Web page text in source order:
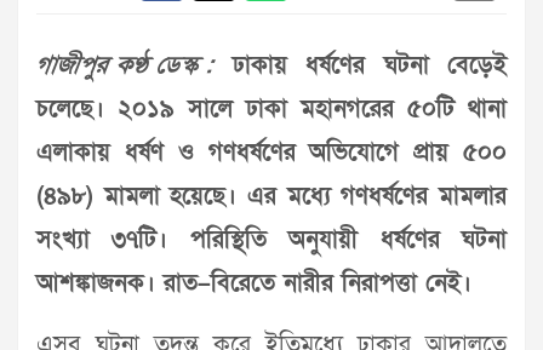
গাজীপুর কণ্ঠ ডেস্ক :ঢাকায় ধর্ষণের ঘটনা বেড়েই
চলেছে। ২০১৯ সালে ঢাকা মহানগরের ৫০টি থানা
এলাকায় ধর্ষণ ও গণধর্ষণের অভিযোগে প্রায় ৫০০
(৪৯৮) মামলা হয়েছে। এর মধ্যে গণধর্ষণের মামলার
সংখ্যা ৩৭টি। পরিস্থিতি অনুযায়ী ধর্ষণের ঘটনা
আশঙ্কাজনক। রাত–বিরেতে নারীর নিরাপত্তা নেই।